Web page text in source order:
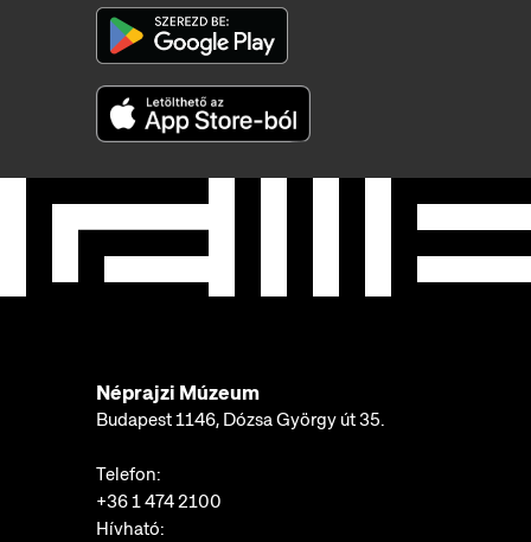
Néprajzi Múzeum
Budapest 1146, Dózsa György út 35.
Telefon:
+36 1 474 2100
Hívható: